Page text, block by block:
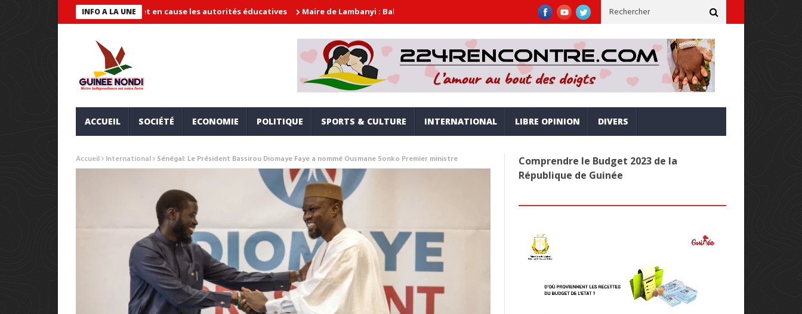
INFO A LA UNE
« systémique » et met en cause les autorités éducatives Maire de Lambanyi : Baba Alimou Barry promet une gouvernance moderne, inclusive et alignée sur la vision Simandou 2040
ACCUEIL SOCIÉTÉ ECONOMIE POLITIQUE SPORTS & CULTURE INTERNATIONAL LIBRE OPINION DIVERS
Accueil International Sénégal: Le Président Bassirou Diomaye Faye a nommé Ousmane Sonko Premier ministre
Comprendre le Budget 2023 de la
République de Guinée